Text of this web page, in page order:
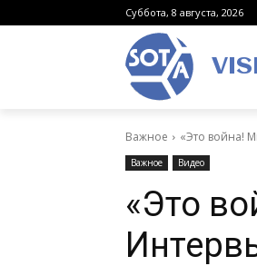
Суббота, 8 августа, 2026
Важное «Это война!
Важное Видео
«Это